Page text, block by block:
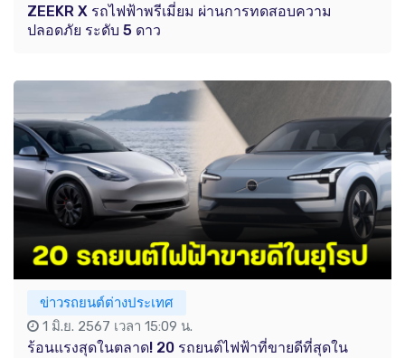
ZEEKR X รถไฟฟ้าพรีเมี่ยม ผ่านการทดสอบความ
ปลอดภัย ระดับ 5 ดาว
ข่าวรถยนต์ต่างประเทศ
1 มิ.ย. 2567 เวลา 15:09 น.
ร้อนแรงสุดในตลาด! 20 รถยนต์ไฟฟ้าที่ขายดีที่สุดใน